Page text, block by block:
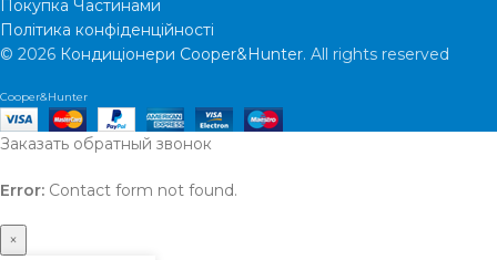
Покупка Частинами
Політика конфіденційності
© 2026 Кондиціонери Cooper&Hunter. All rights reserved
Cooper&Hunter
Заказать обратный звонок
Error: Contact form not found.
×